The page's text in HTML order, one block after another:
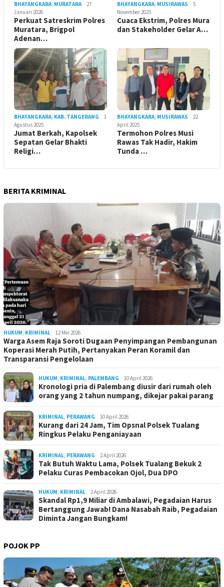
BHAYANGKARA, MURATARA
27
Januari 2026
Perkuat Satreskrim Polres
Muratara, Brigpol
Adenan…
BHAYANGKARA, MUSIRAWAS
5
November 2025
Cuaca Ekstrim, Polres Mura
dan Stakeholder Gelar A…
BHAYANGKARA, KAB. TANGERANG
1
Agustus 2025
Jumat Berkah, Kapolsek
Sepatan Gelar Bhakti
Religi…
BHAYANGKARA, MUSIRAWAS
22
April 2025
Termohon Polres Musi
Rawas Tak Hadir, Hakim
Tunda …
BERITA KRIMINAL
HUKUM, KRIMINAL 12 Mei 2026
Warga Asem Raja Soroti Dugaan Penyimpangan Pembangunan
Koperasi Merah Putih, Pertanyakan Peran Koramil dan
Transparansi Pengelolaan
HUKUM, KRIMINAL, PALEMBANG 10 April 2026
Kronologi pria di Palembang diusir dari rumah oleh
orang yang 2 tahun numpang, dikejar pakai parang
KRIMINAL, PERAWANG 10 April 2026
Kurang dari 24 Jam, Tim Opsnal Polsek Tualang
Ringkus Pelaku Penganiayaan
KRIMINAL, PERAWANG 2 April 2026
Tak Butuh Waktu Lama, Polsek Tualang Bekuk 2
Pelaku Curas Pembacokan Ojol, Dua DPO
HUKUM, KRIMINAL 2 April 2026
Skandal Rp1,9 Miliar di Ambalawi, Pegadaian Harus
Bertanggung Jawab! Dana Nasabah Raib, Pegadaian
Diminta Jangan Bungkam!
POJOK PP